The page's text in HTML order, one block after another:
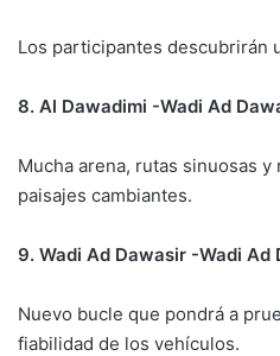
Los participantes descubrirán
8. Al Dawadimi -Wadi Ad
Mucha arena, rutas sinuosas
paisajes cambiantes.
9. Wadi Ad Dawasir -Wadi
Nuevo bucle que pondrá a
fiabilidad de los vehículos.